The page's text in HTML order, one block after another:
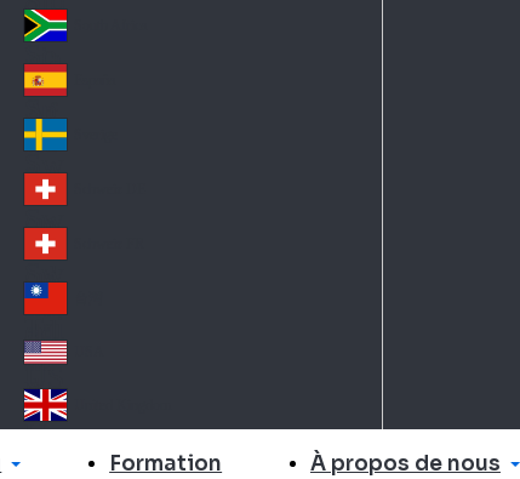
va
kia
So
uth
Af
ric
a
Sp
ain
Sw
ed
en
Sw
itz
erl
an
d
Sw
itz
erl
an
d
wa
n
A
Un
Formation À propos de nous